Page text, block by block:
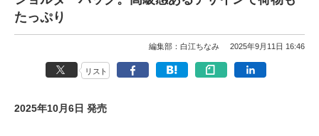
たっぷり
編集部：白江ちなみ 2025年9月11日 16:46
リスト
2025年10月6日 発売